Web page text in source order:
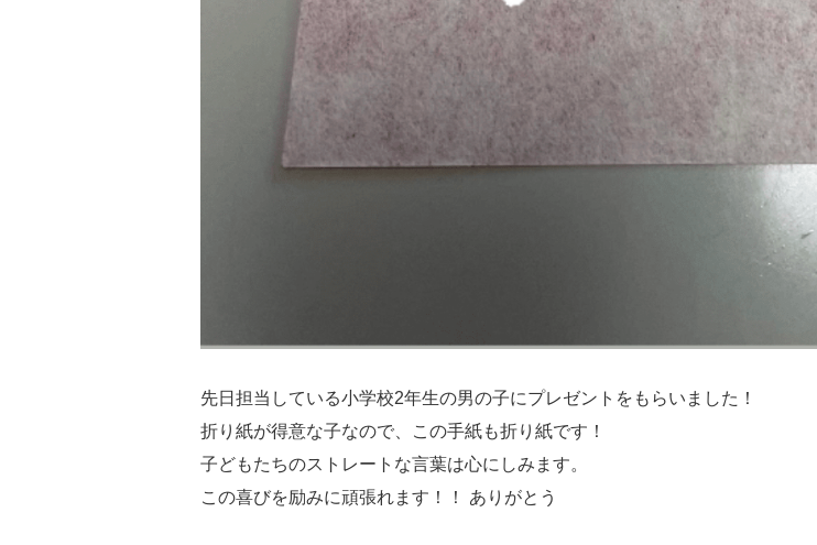
先日担当している小学校2年生の男の子にプレゼントをもらいました！
折り紙が得意な子なので、この手紙も折り紙です！
子どもたちのストレートな言葉は心にしみます。
この喜びを励みに頑張れます！！ ありがとう